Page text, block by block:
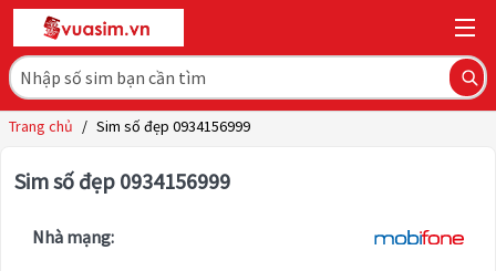
Trang chủ / Sim số đẹp 0934156999
Sim số đẹp 0934156999
Nhà mạng: